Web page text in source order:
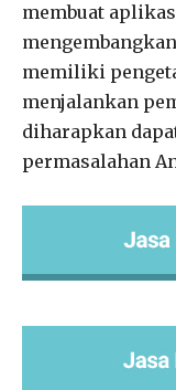
membuat
memiliki
menjalankan
diharapkan
permasalahan